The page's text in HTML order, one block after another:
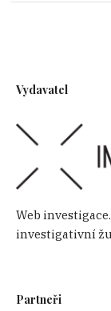
Vydavatel
Web
investigativní
Partneři